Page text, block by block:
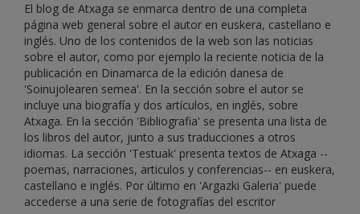
El blog de Atxaga se enmarca dentro de una completa
página web general sobre el autor en euskera, castellano e
inglés. Uno de los contenidos de la web son las noticias
sobre el autor, como por ejemplo la reciente noticia de la
publicación en Dinamarca de la edición danesa de
'Soinujolearen semea'. En la sección sobre el autor se
incluye una biografía y dos artículos, en inglés, sobre
Atxaga. En la sección 'Bibliografia' se presenta una lista de
los libros del autor, junto a sus traducciones a otros
idiomas. La sección 'Testuak' presenta textos de Atxaga --
poemas, narraciones, articulos y conferencias-- en euskera,
castellano e inglés. Por último en 'Argazki Galeria' puede
accederse a una serie de fotografías del escritor